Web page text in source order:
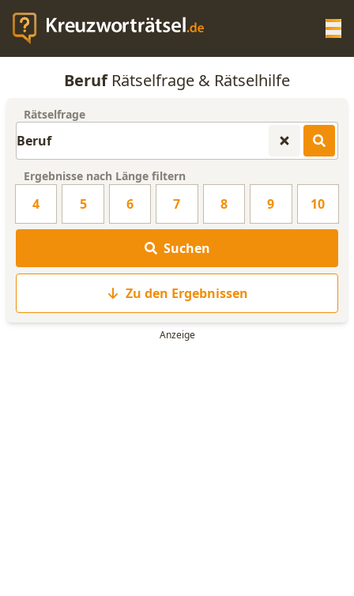
KREUZWORTRÄTSEL-HILFE
WORTLISTE
BerufRätselfrage & Rätselhilfe
Rätselfrage
Ergebnisse nach Länge filtern
4 5 6 7 8 9 10
Suchen
Zu den Ergebnissen